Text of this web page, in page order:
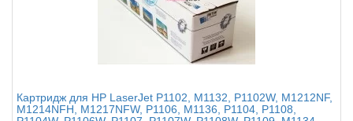
Картридж для HP LaserJet P1102, M1132, P1102W, M1212NF,
M1214NFH, M1217NFW, P1106, M1136, P1104, P1108,